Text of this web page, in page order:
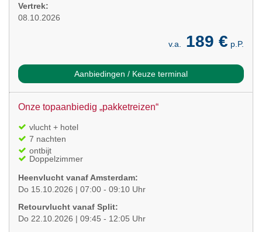
Vertrek:
08.10.2026
v.a. 189 € p.P.
Aanbiedingen / Keuze terminal
Onze topaanbiedig „pakketreizen“
vlucht + hotel
7 nachten
ontbijt
Doppelzimmer
Heenvlucht vanaf Amsterdam:
Do 15.10.2026 | 07:00 - 09:10 Uhr
Retourvlucht vanaf Split:
Do 22.10.2026 | 09:45 - 12:05 Uhr